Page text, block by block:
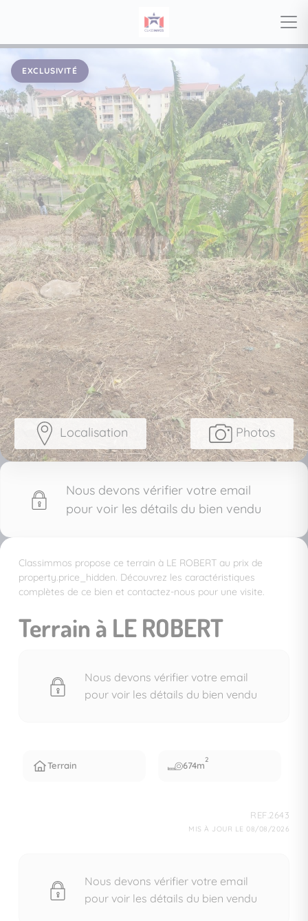
EXCLUSIVITÉ
Photos
Localisation
Nous devons vérifier votre email
pour voir les détails du bien vendu
Classimmos propose ce terrain à LE ROBERT au prix de
property.price_hidden. Découvrez les caractéristiques
complètes de ce bien et contactez-nous pour une visite.
Terrain à LE ROBERT
Nous devons vérifier votre email
pour voir les détails du bien vendu
Terrain 674m
2
REF.2643
MIS À JOUR LE 08/08/2026
Nous devons vérifier votre email
pour voir les détails du bien vendu